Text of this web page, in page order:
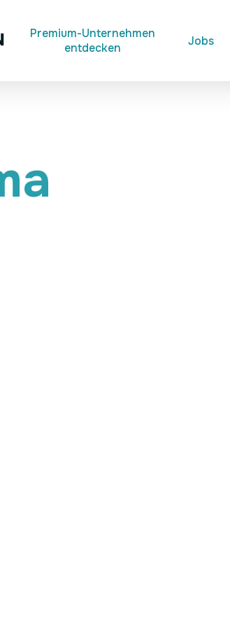
Premium-Unternehmen
entdecken
Jobs